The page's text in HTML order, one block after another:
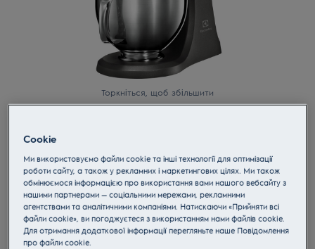
Торкніться, щоб збільшити
Занурювальний міксер Assistent
4.5 (100)
Переваги
Нові аксесуари SoftEdgeBeater ™ та PerfectRiseLid ™, призначені
для помічника, забезпечують вас правильними інструментами та
Cookie
Ми використовуємо файли cookie та інші технології для оптимізації
роботи сайту, а також у рекламних і маркетингових цілях. Ми також
обмінюємося інформацією про використання вами нашого вебсайту з
нашими партнерами — соціальними мережами, рекламними
агентствами та аналітичними компаніями. Натискаючи «Прийняти всі
файли cookie», ви погоджуєтеся з використанням нами файлів cookie.
Для отримання додаткової інформації перегляньте наше Пoвідомлення
прo файли cookie.